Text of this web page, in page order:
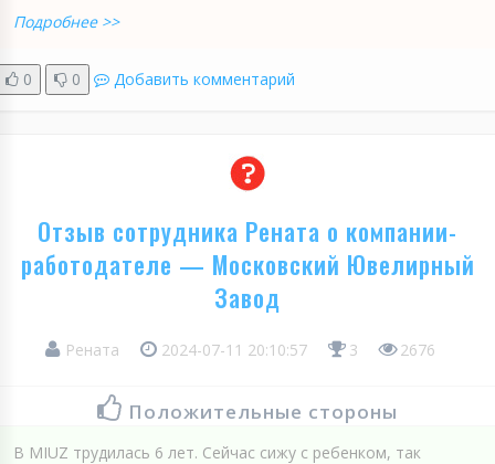
Подробнее >>
0 0 Добавить комментарий
Отзыв сотрудника Рената о компании-
работодателе — Московский Ювелирный
Завод
Рената 2024-07-11 20:10:57 3 2676
Положительные стороны
В MIUZ трудилась 6 лет. Сейчас сижу с ребенком, так